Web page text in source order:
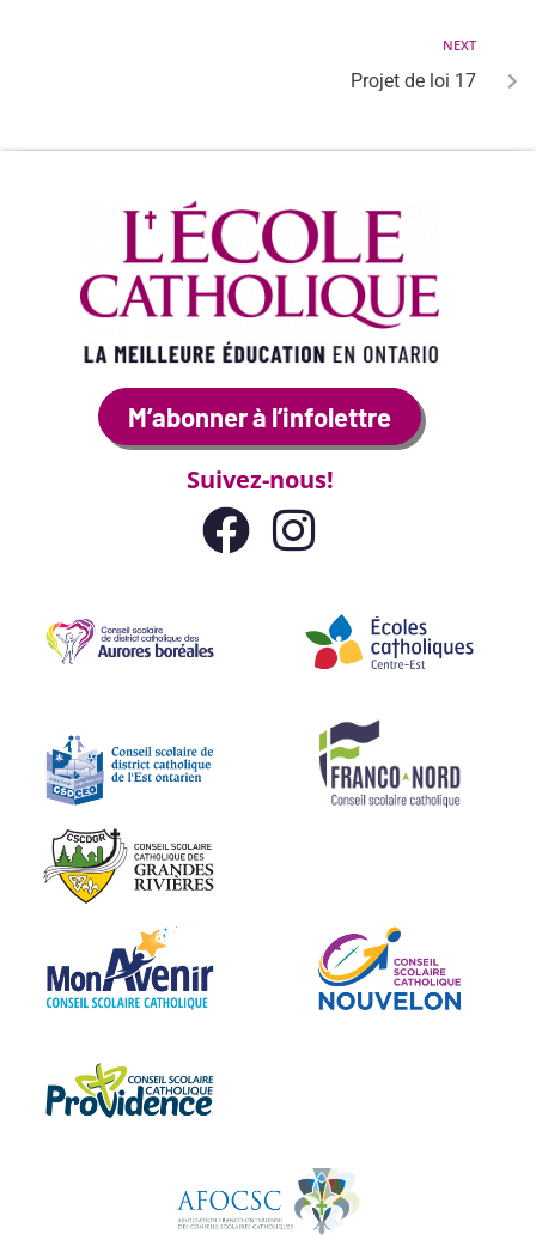
NEXT
Projet de loi 17
M’abonner à l’infolettre
Suivez-nous!